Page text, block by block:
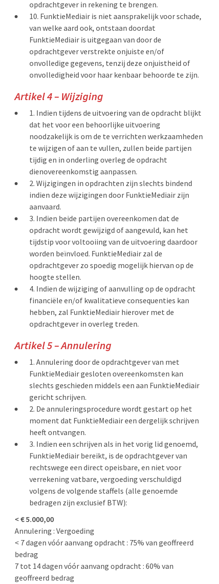
opdrachtgever in rekening te brengen.
FunktieMediair is niet aansprakelijk voor schade,
van welke aard ook, ontstaan doordat
FunktieMediair is uitgegaan van door de
opdrachtgever verstrekte onjuiste en/of
onvolledige gegevens, tenzij deze onjuistheid of
onvolledigheid voor haar kenbaar behoorde te zijn.
Artikel 4 – Wijziging
Indien tijdens de uitvoering van de opdracht blijkt
dat het voor een behoorlijke uitvoering
noodzakelijk is om de te verrichten werkzaamheden
te wijzigen of aan te vullen, zullen beide partijen
tijdig en in onderling overleg de opdracht
dienovereenkomstig aanpassen.
Wijzigingen in opdrachten zijn slechts bindend
indien deze wijzigingen door FunktieMediair zijn
aanvaard.
Indien beide partijen overeenkomen dat de
opdracht wordt gewijzigd of aangevuld, kan het
tijdstip voor voltooiing van de uitvoering daardoor
worden beïnvloed. FunktieMediair zal de
opdrachtgever zo spoedig mogelijk hiervan op de
hoogte stellen.
Indien de wijziging of aanvulling op de opdracht
financiële en/of kwalitatieve consequenties kan
hebben, zal FunktieMediair hierover met de
opdrachtgever in overleg treden.
Artikel 5 – Annulering
Annulering door de opdrachtgever van met
FunktieMediair gesloten overeenkomsten kan
slechts geschieden middels een aan FunktieMediair
gericht schrijven.
De annuleringsprocedure wordt gestart op het
moment dat FunktieMediair een dergelijk schrijven
heeft ontvangen.
Indien een schrijven als in het vorig lid genoemd,
FunktieMediair bereikt, is de opdrachtgever van
rechtswege een direct opeisbare, en niet voor
verrekening vatbare, vergoeding verschuldigd
volgens de volgende staffels (alle genoemde
bedragen zijn exclusief BTW):
< € 5.000,00
Annulering : Vergoeding
< 7 dagen vóór aanvang opdracht : 75% van geoffreerd
bedrag
7 tot 14 dagen vóór aanvang opdracht : 60% van
geoffreerd bedrag